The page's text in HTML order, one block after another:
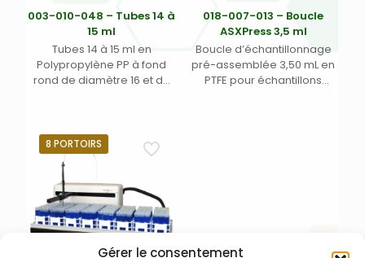
Gérer le consentement
003-010-048 – Tubes 14 à
15 ml
Tubes 14 à 15 ml en
Polypropylène PP à fond
rond de diamètre 16 et de
018-007-013 – Boucle
ASXPress 3,5 ml
Boucle d’échantillonnage
pré-assemblée 3,50 mL en
PTFE pour échantillons
8 PORTOIRS